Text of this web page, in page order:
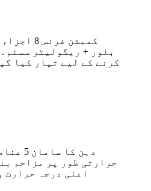
کرنے کے لیے تیار کیا
حرارتی طور پر مزاحم
اعلی درجہ حرارت